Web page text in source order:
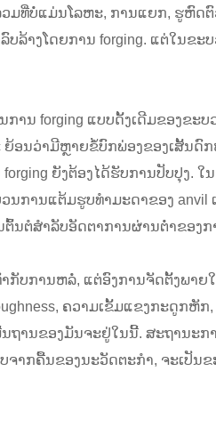
ມທີ່ບໍ່ແມ່ນໂລຫະ, ການແຍກ, ຮູຫົດ
ລ້າງໂດຍການ forging. ແຕ່ໃນຂ
ານ forging ແບບດັ້ງເດີມຂອງຂະ
ຍ້ອນວ່າມີຫຼາຍຂໍ້ບົກພ່ອງຂອງເສັ້ນ
ຍັງຕ້ອງໄດ້ຮັບການປັບປຸງ
ການແຕ້ມຮູບທໍາມະດາຂອງ anvil
ນຕໍສໍາລັບອັດຕາການຜ່ານຕ່ໍາຂອງ
າກັບການຫລໍ່, ແຕ່ອົງການຈັດຕັ້ງພ
ຄວາມເຂັ້ມແຂງກະດູກ
ຖານຂອງມັນຈະຢູ່ໃນນີ້. ສະຖານະ
າກຄື້ນຂອງນະວັດຕະກໍາ, ຈະເປັນ